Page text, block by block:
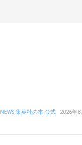
NEWS 集英社の本 公式 2026年8